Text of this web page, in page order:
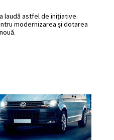
laudă astfel de inițiative.
modernizarea și dotarea